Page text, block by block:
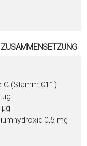
(Stamm C11)
µg
0,5 mg